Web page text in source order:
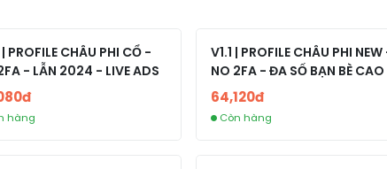
PROFILE CHÂU PHI CỔ -
- LẪN 2024 - LIVE ADS
hàng
V1.1 | PROFILE CHÂU PHI
NO 2FA - ĐA SỐ BẠN BÈ CAO
64,120đ
Còn hàng